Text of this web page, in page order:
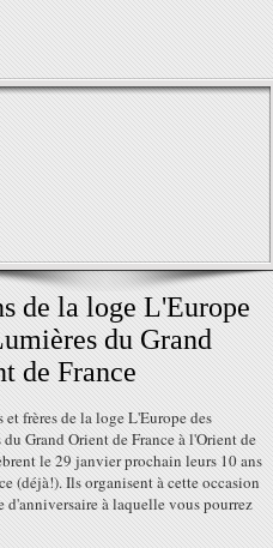
de la loge L'Europe
du Grand
de France
et frères de la loge L'Europe des
Grand Orient de France à l'Orient de
le 29 janvier prochain leurs 10 ans
(déjà!). Ils organisent à cette occasion
d'anniversaire à laquelle vous pourrez